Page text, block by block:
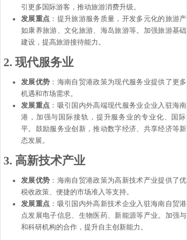
引更多国际游客，推动旅游消费升级。
发展重点 ：提升旅游服务质量，开发多元化的旅游产
如康养旅游、文化旅游、海岛旅游等。加强旅游基础
建设，提高旅游接待能力。
2. 现代服务业
发展优势 ：海南自贸港政策为现代服务业提供了更多
机遇和市场需求。
发展重点 ：吸引国内外高端现代服务业企业入驻海南
港，加强与国际接轨，提升服务业的专业化、国际
平。鼓励服务业创新，推动数字经济、共享经济等新
态发展。
3. 高新技术产业
发展优势 ：海南自贸港政策为高新技术产业提供了优
税收政策、便捷的市场准入等支持。
发展重点 ：吸引国内外高新技术企业入驻海南自贸港
点发展电子信息、生物医药、新能源等产业。加强与
和科研机构的合作，提升自主创新能力。